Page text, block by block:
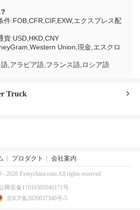
件:FOB,CFR,CIF,EXW,エクスプレス配
貨:USD,HKD,CNY
Union,現金,エスクロ
,アラビア語,フランス語,ロシア語
Truck
プロダクト 会社案内
2026 Everychina.com.All rights reserved.
网安备11010502046171号
京ICP备2020037340号-5